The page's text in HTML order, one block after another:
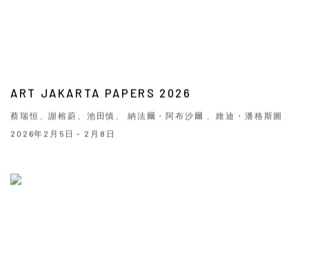
ART JAKARTA PAPERS 2026
蔡瑞恒、謝榕蔚、池田慎、 納法爾・阿布沙爾 、維迪・潘格斯圖
2026年2月5日 - 2月8日